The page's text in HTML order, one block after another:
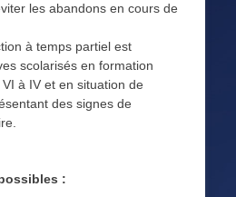
les abandons en cours de
à temps partiel est
scolarisés en formation
à IV et en situation de
des signes de
: